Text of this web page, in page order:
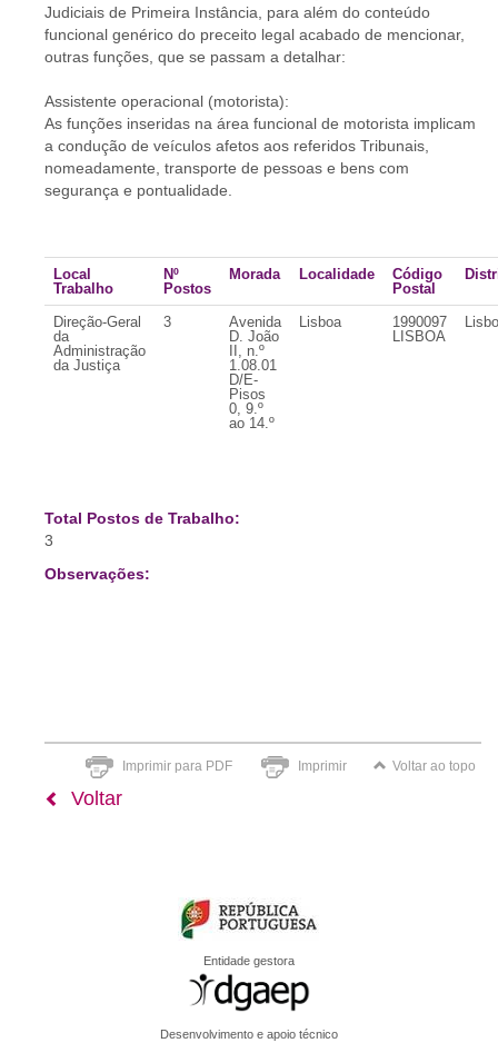
Judiciais de Primeira Instância, para além do conteúdo
funcional genérico do preceito legal acabado de mencionar,
outras funções, que se passam a detalhar:
Assistente operacional (motorista):
As funções inseridas na área funcional de motorista implicam
a condução de veículos afetos aos referidos Tribunais,
nomeadamente, transporte de pessoas e bens com
segurança e pontualidade.
Local
Trabalho
Nº
Postos
Morada Localidade
Código
Postal
Direção-Geral
da
Administração
da Justiça
3
Avenida
D. João
II, n.º
1.08.01
D/E-
Pisos
0, 9.º
ao 14.º
Lisboa
1990097
LISBOA
Total Postos de Trabalho:
3
Observações:
Imprimir para PDF Imprimir Voltar ao topo
Voltar
Entidade gestora
Desenvolvimento e apoio técnico